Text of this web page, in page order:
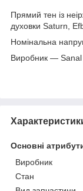
Прямий тен із
духовки Saturn,
Номінальна
Виробник — Sanal
Основні
Виробник
Стан